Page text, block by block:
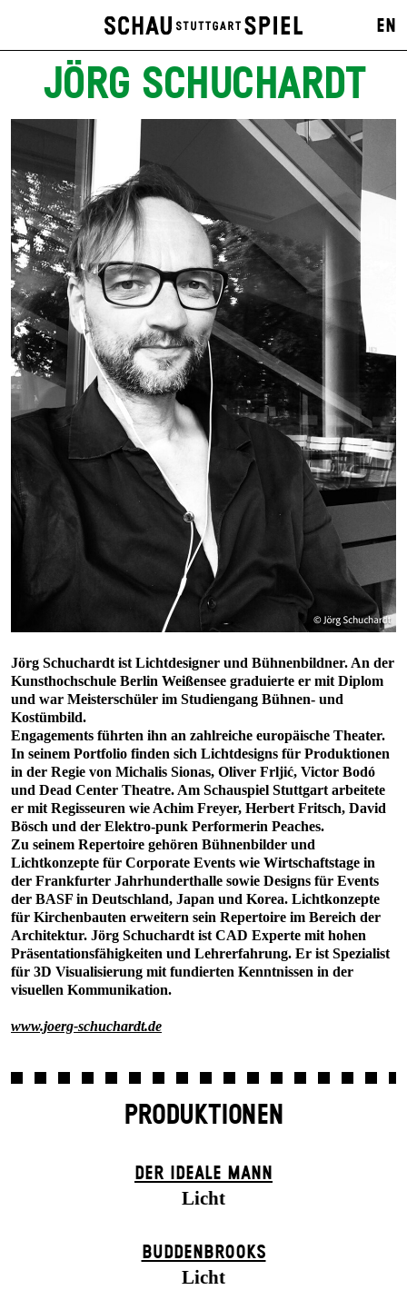
EN
JÖRG SCHUCHARDT
Jörg Schuchardt ist Lichtdesigner und Bühnenbildner. An der
Kunsthochschule Berlin Weißensee graduierte er mit Diplom
und war Meisterschüler im Studiengang Bühnen- und
Kostümbild.
Engagements führten ihn an zahlreiche europäische Theater.
In seinem Portfolio finden sich Lichtdesigns für Produktionen
in der Regie von Michalis Sionas, Oliver Frljić, Victor Bodó
und Dead Center Theatre. Am Schauspiel Stuttgart arbeitete
er mit Regisseuren wie Achim Freyer, Herbert Fritsch, David
Bösch und der Elektro-punk Performerin Peaches.
Zu seinem Repertoire gehören Bühnenbilder und
Lichtkonzepte für Corporate Events wie Wirtschaftstage in
der Frankfurter Jahrhunderthalle sowie Designs für Events
der BASF in Deutschland, Japan und Korea. Lichtkonzepte
für Kirchenbauten erweitern sein Repertoire im Bereich der
Architektur. Jörg Schuchardt ist CAD Experte mit hohen
Präsentationsfähigkeiten und Lehrerfahrung. Er ist Spezialist
für 3D Visualisierung mit fundierten Kenntnissen in der
visuellen Kommunikation.
www.joerg-schuchardt.de
PRODUKTIONEN
DER IDEALE MANN
Licht
BUDDENBROOKS
Licht